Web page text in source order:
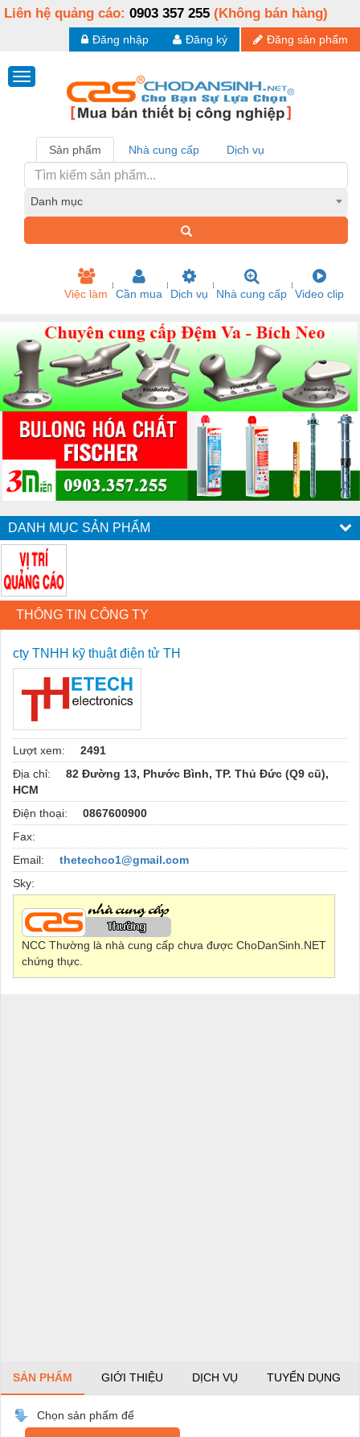
Liên hệ quảng cáo: 0903 357 255 (Không bán hàng)
Đăng sản phẩm
Đăng ký
Đăng nhập
Sản phẩm Nhà cung cấp Dịch vụ
Danh mục
Việc làm Cần mua Dịch vụ Nhà cung cấp Video clip
DANH MỤC SẢN PHẨM
THÔNG TIN CÔNG TY
cty TNHH kỹ thuật điện tử TH
Lượt xem:
2491
Địa chỉ:
82 Đường 13, Phước Bình, TP. Thủ Đức (Q9 cũ),
HCM
Điện thoại:
0867600900
Fax:
Email:
thetechco1@gmail.com
Sky:
NCC Thường là nhà cung cấp chưa được ChoDanSinh.NET
chứng thực.
SẢN PHẨM GIỚI THIỆU DỊCH VỤ TUYỂN DỤNG
Chọn sản phẩm để